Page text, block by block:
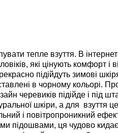
тепле взуття. В інтернет-
які цінують комфорт
підійдуть зимові
в чорному кольорі. Про
черевиків підійде і під
шкіри, а для
і повітропроникний
підошвами, ця чудово